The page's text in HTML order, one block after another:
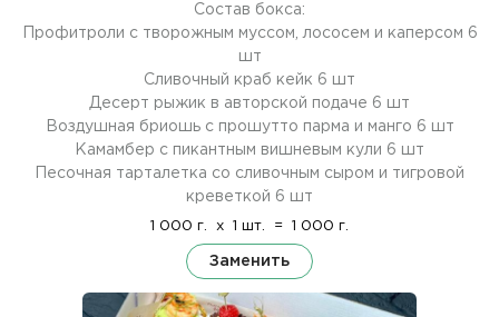
Состав бокса:
Профитроли с творожным муссом, лососем и каперсом 6
шт
Сливочный краб кейк 6 шт
Десерт рыжик в авторской подаче 6 шт
Воздушная бриошь с прошутто парма и манго 6 шт
Камамбер с пикантным вишневым кули 6 шт
Песочная тарталетка со сливочным сыром и тигровой
креветкой 6 шт
1 000 г. x 1 шт. = 1 000 г.
Заменить